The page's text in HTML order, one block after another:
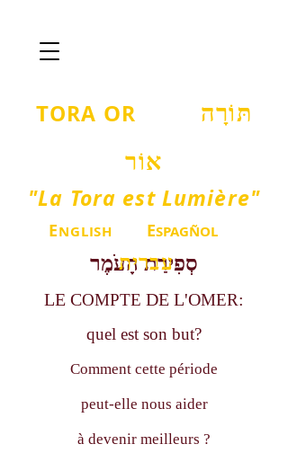
TORA OR תּוֹרָה
אוֹר
"La Tora est Lumière"
ENGLISH ESPAGÑOL
עברית
סְפִירַת הָעֹמֶר
LE COMPTE DE L'OMER:
quel est son but?
Comment cette période
peut-elle nous aider
à devenir meilleurs ?